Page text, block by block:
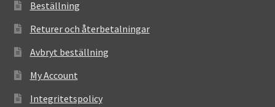
Beställning
Returer och återbetalningar
Avbryt beställning
My Account
Integritetspolicy